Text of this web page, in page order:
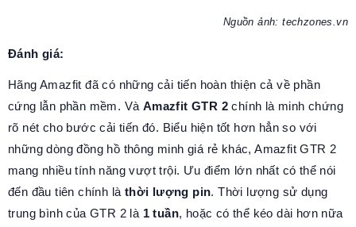
Nguồn ảnh: techzones.vn
Đánh giá:
Hãng Amazfit đã có những cải tiến hoàn thiện cả về phần
cứng lẫn phần mềm. Và Amazfit GTR 2 chính là minh chứng
rõ nét cho bước cải tiến đó. Biểu hiện tốt hơn hẳn so với
những dòng đồng hồ thông minh giá rẻ khác, Amazfit GTR 2
mang nhiều tính năng vượt trội. Ưu điểm lớn nhất có thể nói
đến đầu tiên chính là thời lượng pin. Thời lượng sử dụng
trung bình của GTR 2 là 1 tuần, hoặc có thể kéo dài hơn nữa